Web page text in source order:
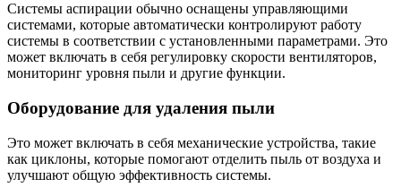
Системы аспирации обычно оснащены управляющими
системами, которые автоматически контролируют работу
системы в соответствии с установленными параметрами. Это
может включать в себя регулировку скорости вентиляторов,
мониторинг уровня пыли и другие функции.
Оборудование для удаления пыли
Это может включать в себя механические устройства, такие
как циклоны, которые помогают отделить пыль от воздуха и
улучшают общую эффективность системы.